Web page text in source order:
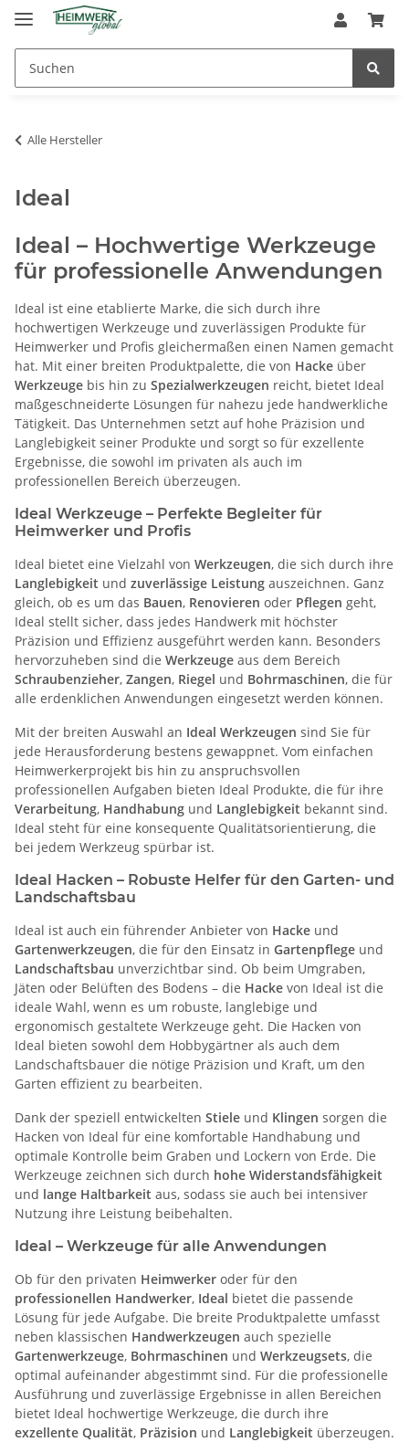
Alle Hersteller
Ideal
Ideal – Hochwertige Werkzeuge
für professionelle Anwendungen
Ideal ist eine etablierte Marke, die sich durch ihre
hochwertigen Werkzeuge und zuverlässigen Produkte für
Heimwerker und Profis gleichermaßen einen Namen gemacht
hat. Mit einer breiten Produktpalette, die von Hacke über
Werkzeuge bis hin zu Spezialwerkzeugen reicht, bietet Ideal
maßgeschneiderte Lösungen für nahezu jede handwerkliche
Tätigkeit. Das Unternehmen setzt auf hohe Präzision und
Langlebigkeit seiner Produkte und sorgt so für exzellente
Ergebnisse, die sowohl im privaten als auch im
professionellen Bereich überzeugen.
Ideal Werkzeuge – Perfekte Begleiter für
Heimwerker und Profis
Ideal bietet eine Vielzahl von Werkzeugen, die sich durch ihre
Langlebigkeit und zuverlässige Leistung auszeichnen. Ganz
gleich, ob es um das Bauen, Renovieren oder Pflegen geht,
Ideal stellt sicher, dass jedes Handwerk mit höchster
Präzision und Effizienz ausgeführt werden kann. Besonders
hervorzuheben sind die Werkzeuge aus dem Bereich
Schraubenzieher, Zangen, Riegel und Bohrmaschinen, die für
alle erdenklichen Anwendungen eingesetzt werden können.
Mit der breiten Auswahl an Ideal Werkzeugen sind Sie für
jede Herausforderung bestens gewappnet. Vom einfachen
Heimwerkerprojekt bis hin zu anspruchsvollen
professionellen Aufgaben bieten Ideal Produkte, die für ihre
Verarbeitung, Handhabung und Langlebigkeit bekannt sind.
Ideal steht für eine konsequente Qualitätsorientierung, die
bei jedem Werkzeug spürbar ist.
Ideal Hacken – Robuste Helfer für den Garten- und
Landschaftsbau
Ideal ist auch ein führender Anbieter von Hacke und
Gartenwerkzeugen, die für den Einsatz in Gartenpflege und
Landschaftsbau unverzichtbar sind. Ob beim Umgraben,
Jäten oder Belüften des Bodens – die Hacke von Ideal ist die
ideale Wahl, wenn es um robuste, langlebige und
ergonomisch gestaltete Werkzeuge geht. Die Hacken von
Ideal bieten sowohl dem Hobbygärtner als auch dem
Landschaftsbauer die nötige Präzision und Kraft, um den
Garten effizient zu bearbeiten.
Dank der speziell entwickelten Stiele und Klingen sorgen die
Hacken von Ideal für eine komfortable Handhabung und
optimale Kontrolle beim Graben und Lockern von Erde. Die
Werkzeuge zeichnen sich durch hohe Widerstandsfähigkeit
und lange Haltbarkeit aus, sodass sie auch bei intensiver
Nutzung ihre Leistung beibehalten.
Ideal – Werkzeuge für alle Anwendungen
Ob für den privaten Heimwerker oder für den
professionellen Handwerker, Ideal bietet die passende
Lösung für jede Aufgabe. Die breite Produktpalette umfasst
neben klassischen Handwerkzeugen auch spezielle
Gartenwerkzeuge, Bohrmaschinen und Werkzeugsets, die
optimal aufeinander abgestimmt sind. Für die professionelle
Ausführung und zuverlässige Ergebnisse in allen Bereichen
bietet Ideal hochwertige Werkzeuge, die durch ihre
exzellente Qualität, Präzision und Langlebigkeit überzeugen.